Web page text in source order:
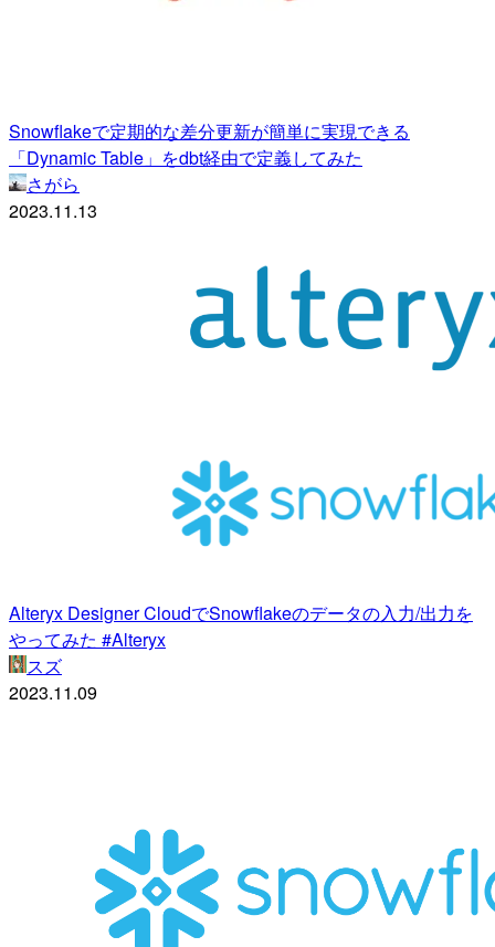
Snowflakeで定期的な差分更新が簡単に実現できる
「Dynamic Table」をdbt経由で定義してみた
さがら
2023.11.13
Alteryx Designer CloudでSnowflakeのデータの入力/出力を
やってみた #Alteryx
スズ
2023.11.09